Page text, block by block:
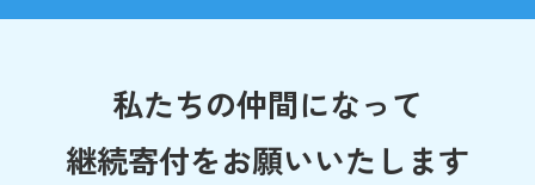
私たちの仲間になって
継続寄付をお願いいたします